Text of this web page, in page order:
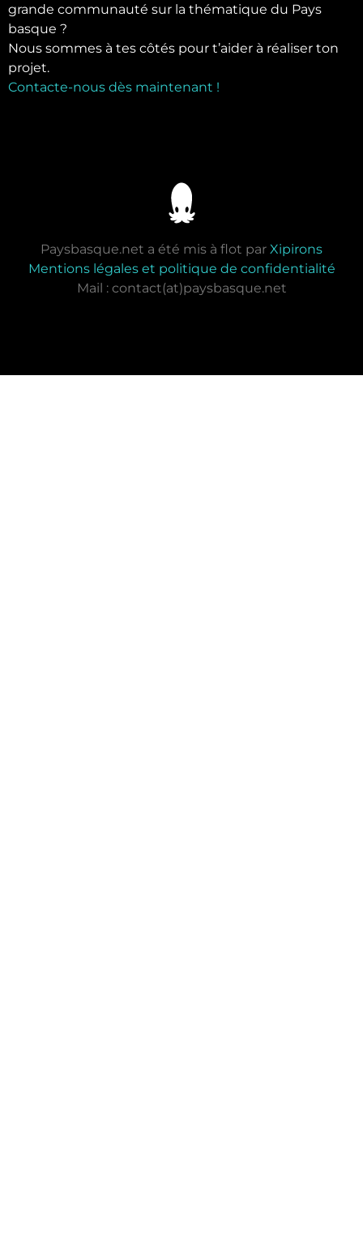
grande communauté sur la thématique du Pays
basque ?
Nous sommes à tes côtés pour t’aider à réaliser ton
projet.
Contacte-nous dès maintenant !
Paysbasque.net a été mis à flot par Xipirons
Mentions légales et politique de confidentialité
Mail : contact(at)paysbasque.net